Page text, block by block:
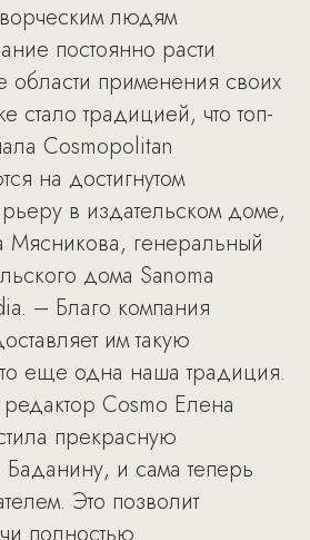
людям
постоянно расти
области применения своих
стало традицией, что топ-
Cosmopolitan
на достигнутом
в издательском доме,
Мясникова, генеральный
дома Sanoma
– Благо компания
им такую
еще одна наша традиция.
Cosmo Елена
прекрасную
и сама теперь
Это позволит